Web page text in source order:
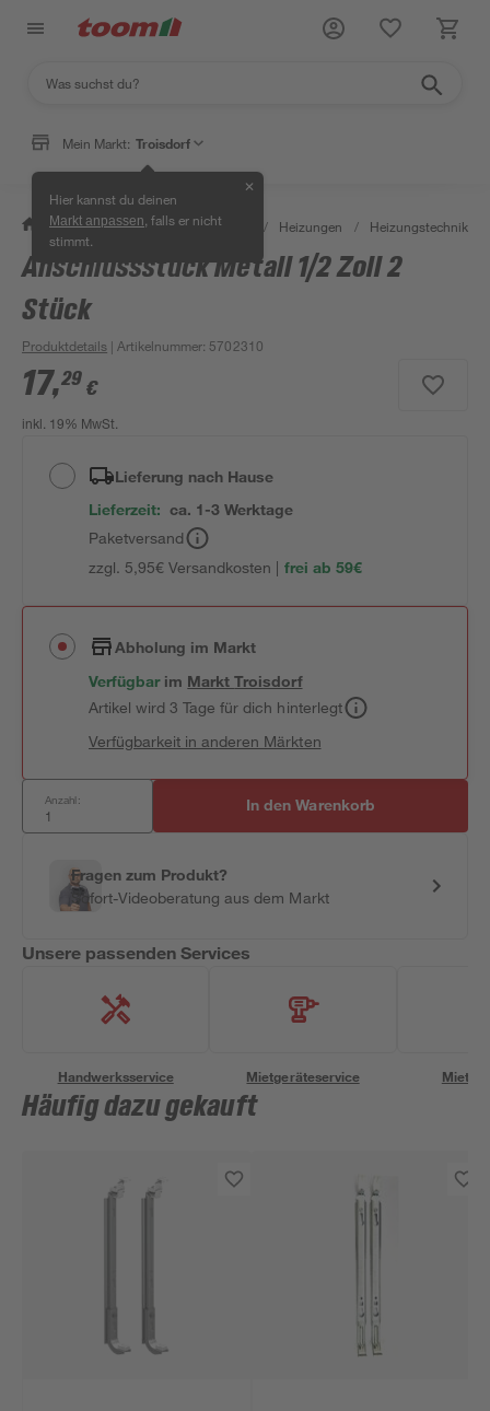
Mein Markt: Troisdorf
Hier kannst du deinen
Markt anpassen , falls er nicht
stimmt.
✕
/ Bauen & Renovieren / Heizen / Heizungen / Heizungstechnik &
Anschlussstück Metall 1/2 Zoll 2
Stück
Produktdetails | Artikelnummer: 5702310
17,29 €
inkl. 19% MwSt.
Lieferung nach Hause
Lieferzeit: ca. 1-3 Werktage
Paketversand
zzgl. 5,95€ Versandkosten | frei ab 59€
Abholung im Markt
Verfügbar im MarktTroisdorf
Artikel wird 3 Tage für dich hinterlegt
Verfügbarkeit in anderen Märkten
Anzahl: In den Warenkorb
Fragen zum Produkt?
Sofort-Videoberatung aus dem Markt
Unsere passenden Services
Handwerksservice Mietgeräteservice
Häufig dazu gekauft